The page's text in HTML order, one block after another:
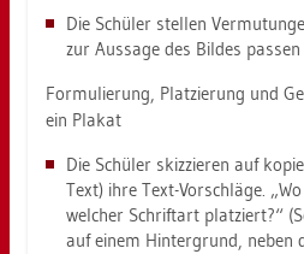
Die Schü­ler stel­len
zur Aus­sa­ge des Bil­des
For­mu­lie­rung, Plat­zie­rung und
ein Pla­kat
Die Schü­ler skiz­zie­ren auf
Text) ihre Text-Vor­schlä­ge.
wel­cher Schrift­art plat­ziert?“
auf einem Hin­ter­grund, neben